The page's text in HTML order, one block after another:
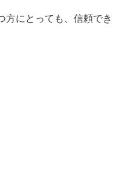
方にとっても、信頼でき